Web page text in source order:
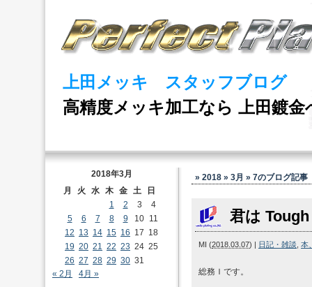
上田メッキ スタッフブログ
高精度メッキ加工なら 上田鍍金
» 2018 » 3月 » 7のブログ記事
君は
MI (2018.03.07) | 日記・雑談 本
総務Ｉです。
2018年3月
月
火 水 木 金 土
日
1
2 3
4
5
6 7 8 9 10 11
12 13 14 15 16 17 18
19 20 21 22 23 24 25
26 27 28 29 30 31
« 2月
4月 »